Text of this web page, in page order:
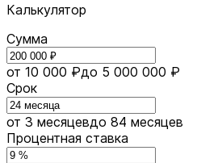
Калькулятор
Сумма
от 10 000 ₽до 5 000 000 ₽
Срок
от 3 месяцевдо 84 месяцев
Процентная ставка